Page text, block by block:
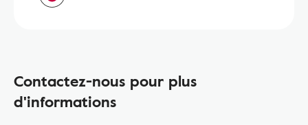
Contactez-nous pour plus
d'informations